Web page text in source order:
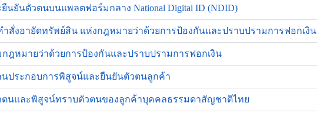
นยันตัวตนบนแพลตฟอร์มกลาง National Digital ID (NDID)
ำสั่งอายัดทรัพย์สิน แห่งกฎหมายว่าด้วยการป้องกันและปราบปรามการฟอกเงิน
กฎหมายว่าด้วยการป้องกันและปราบปรามการฟอกเงิน
นประกอบการพิสูจน์และยืนยันตัวตนลูกค้า
วตนและพิสูจน์ทราบตัวตนของลูกค้าบุคคลธรรมดาสัญชาติไทย